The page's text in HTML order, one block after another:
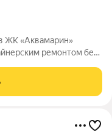
ЖК «Аквамарин»
ремонтом без
Отлично подойдет как